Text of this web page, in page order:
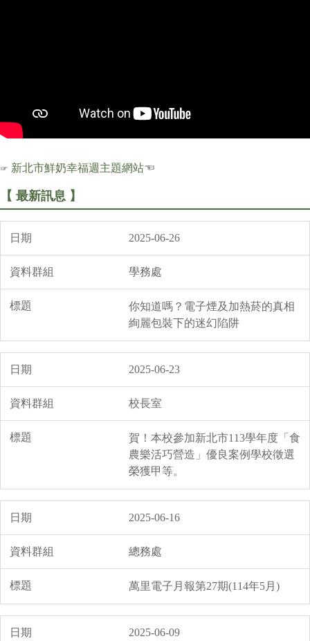
☞ 新北市鮮奶幸福週主題網站☜
【 最新訊息 】
2025-06-26
學務處
你知道嗎？電子煙及加熱菸的真相
絢麗包裝下的迷幻陷阱
2025-06-23
校長室
賀！本校參加新北市113學年度「食
農樂活巧營造」優良案例學校徵選
榮獲甲等。
2025-06-16
總務處
萬里電子月報第27期(114年5月)
2025-06-09